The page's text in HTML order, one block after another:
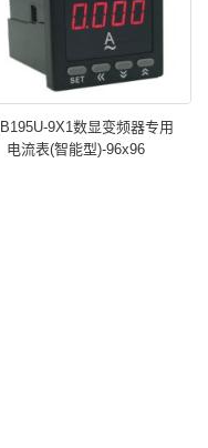
9X1数显变频器专用
电流表(智能型)-96x96